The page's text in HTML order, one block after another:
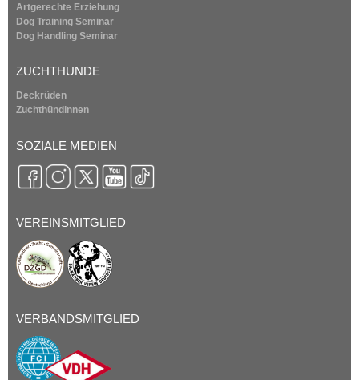
Artgerechte Erziehung
Dog Training Seminar
Dog Handling Seminar
ZUCHTHUNDE
Deckrüden
Zuchthündinnen
SOZIALE MEDIEN
VEREINSMITGLIED
VERBANDSMITGLIED